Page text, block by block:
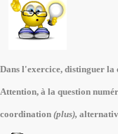
Dans l'exercice, distinguer
Attention, à la question
coordination (plus),